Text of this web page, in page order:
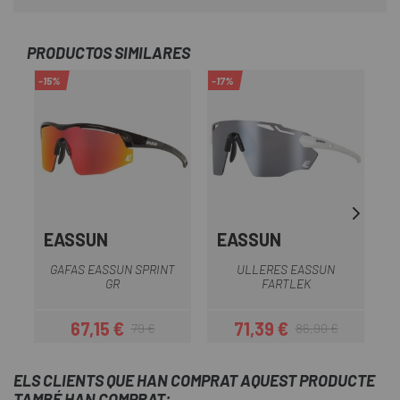
PRODUCTOS SIMILARES
-15%
EASSUN
GAFAS EASSUN SPRINT
GR
Preu
67,15 €Preu regular
79 €
-17%
EASSUN
ULLERES EASSUN
FARTLEK
Preu
71,39 €Preu regular
86,90 €
ELS CLIENTS QUE HAN COMPRAT AQUEST PRODUCTE